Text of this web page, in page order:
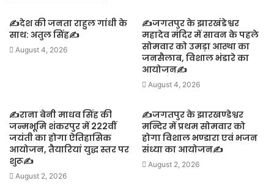
✍️देश की जनता राहुल गांधी के
साथ: अतुल सिंह✍️
August 4, 2026
✍️जगतपुर के झारखंडेश्वर
महादेव मंदिर में सावन के पहले
सोमवार को उमड़ा आस्था का
जनसैलाब, विशाल भंडारे का
आयोजन✍️
August 4, 2026
✍️राना बेनी माधव सिंह की
जन्मभूमि शंकरपुर में 222वीं
जयंती का होगा ऐतिहासिक
आयोजन, तैयारियां युद्ध स्तर पर
शुरू✍️
August 2, 2026
✍️जगतपुर के झारखण्डेश्वर
मन्दिर में प्रथम सोमवार को
होगा विशाल भण्डारा एवं भजन
संध्या का आयोजन✍️
August 2, 2026